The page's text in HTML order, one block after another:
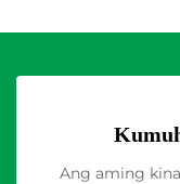
Ang aming